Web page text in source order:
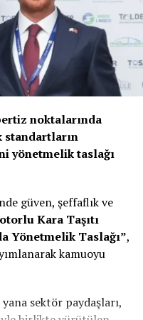
sunuyor.
projelerde hem de
sağlayan KNX
de sunuyor.
sistemlerinin
yalnızca
işletme maliyetlerinin
hedeflerine katkı
bina
haline geliyor.
noktalarında
yönetmelik taslağı
güven, şeffaflık ve
Kara Taşıtı
Yönetmelik Taslağı”,
kamuoyu
sektör paydaşları,